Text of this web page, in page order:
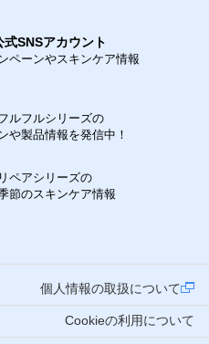
SNSアカウント
ペーンやスキンケア情報
ルフルシリーズの
や製品情報を発信中！
ペアシリーズの
節のスキンケア情報
個人情報の取扱について
Cookieの利用について